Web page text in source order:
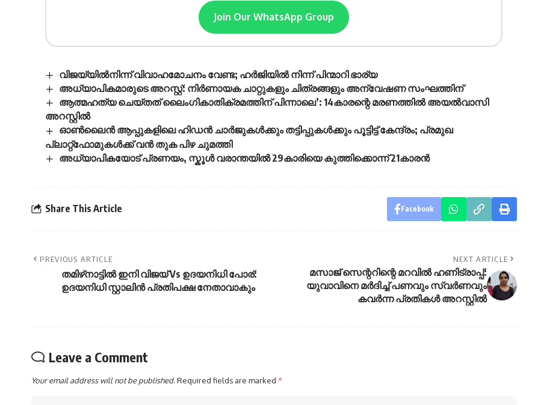
Join Our WhatsApp Group
വിജയ്‌യിൽനിന്ന് വിവാഹമോചനം വേണ്ട; ഹർജിയിൽ നിന്ന് പിന്മാറി ഭാര്യ
അധ്യാപികമാരുടെ അറസ്റ്റ്: നിർണായക ചാറ്റുകളും ചിത്രങ്ങളും അന്വേഷണ സംഘത്തിന്
ആത്മഹത്യ ചെയ്തത് ലൈംഗികാതിക്രമത്തിന് പിന്നാലെ’: 14കാരന്റെ മരണത്തിൽ അയൽവാസി
അറസ്റ്റിൽ
ഓൺലൈൻ ആപ്പുകളിലെ ഹിഡൻ ചാർജുകൾക്കും തട്ടിപ്പുകൾക്കും പൂട്ടിട്ട് കേന്ദ്രം; പ്രമുഖ
പ്ലാറ്റ്‌ഫോമുകൾക്ക് വൻ തുക പിഴ ചുമത്തി
അധ്യാപികയോട് പ്രണയം, സ്കൂൾ വരാന്തയിൽ 29കാരിയെ കുത്തിക്കൊന്ന് 21കാരൻ
Share This Article Facebook
PREVIOUS ARTICLE
തമിഴ്‌നാട്ടിൽ ഇനി വിജയ് Vs ഉദയനിധി പോര്:
ഉദയനിധി സ്റ്റാലിൻ പ്രതിപക്ഷ നേതാവാകും
NEXT ARTICLE
മസാജ് സെന്ററിന്റെ മറവിൽ ഹണിട്രാപ്പ്:
യുവാവിനെ മർദിച്ച് പണവും സ്വർണവും
കവർന്ന പ്രതികൾ അറസ്റ്റിൽ
Leave a Comment
Your email address will not be published.Required fields are marked *